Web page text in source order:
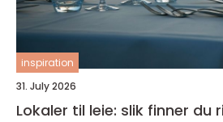
inspiration
31. July 2026
Lokaler til leie: slik finner